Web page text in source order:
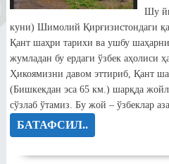
Шу
куни) Шимолий Қирғизистондаги
Қант шаҳри тарихи ва ушбу
жумладан бу ердаги ўзбек аҳолиси
Ҳикоямизни давом эттириб, Қант
(Бишкекдан эса 65 км.) шарқда
сўзлаб ўтамиз. Бу жой – ўзбеклар
БАТАФСИЛ..